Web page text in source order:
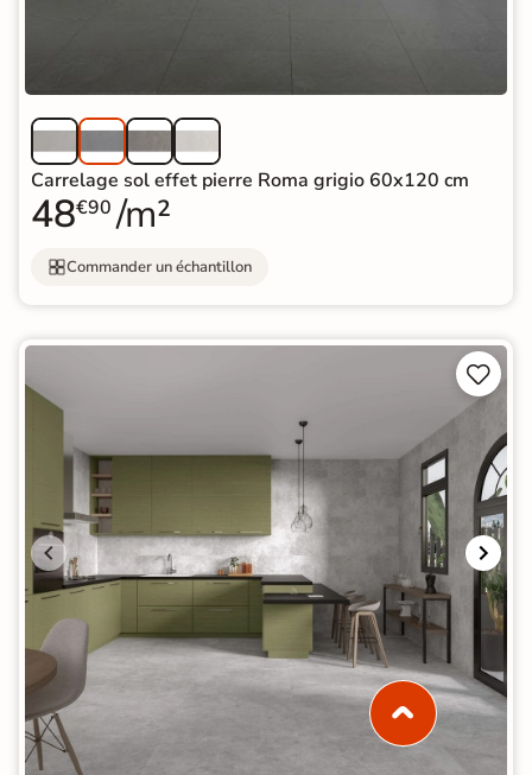
Carrelage sol effet pierre Roma grigio 60x120 cm
48€90 /m²
Commander un échantillon

